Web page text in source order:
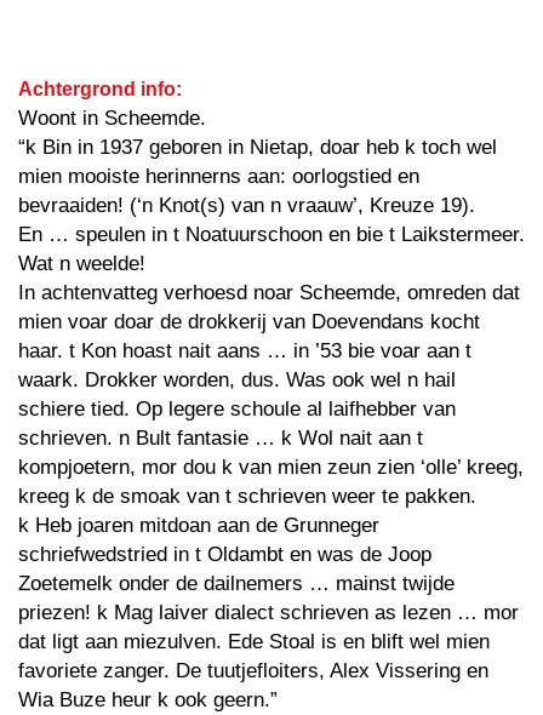
Achtergrond info:
Woont in Scheemde.
“k Bin in 1937 geboren in Nietap, doar heb k toch wel
mien mooiste herinnerns aan: oorlogstied en
bevraaiden! (‘n Knot(s) van n vraauw’, Kreuze 19).
En … speulen in t Noatuurschoon en bie t Laikstermeer.
Wat n weelde!
In achtenvatteg verhoesd noar Scheemde, omreden dat
mien voar doar de drokkerij van Doevendans kocht
haar. t Kon hoast nait aans … in ’53 bie voar aan t
waark. Drokker worden, dus. Was ook wel n hail
schiere tied. Op legere schoule al laifhebber van
schrieven. n Bult fantasie … k Wol nait aan t
kompjoetern, mor dou k van mien zeun zien ‘olle’ kreeg,
kreeg k de smoak van t schrieven weer te pakken.
k Heb joaren mitdoan aan de Grunneger
schriefwedstried in t Oldambt en was de Joop
Zoetemelk onder de dailnemers … mainst twijde
priezen! k Mag laiver dialect schrieven as lezen … mor
dat ligt aan miezulven. Ede Stoal is en blift wel mien
favoriete zanger. De tuutjefloiters, Alex Vissering en
Wia Buze heur k ook geern.”